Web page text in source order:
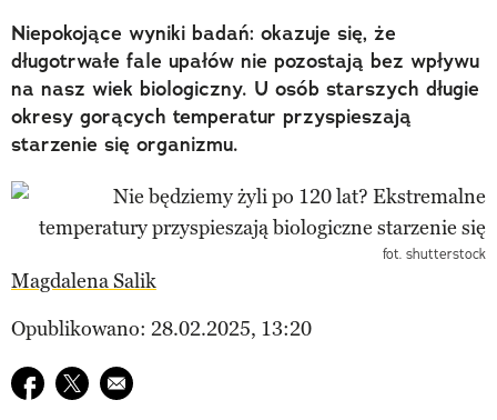
Niepokojące wyniki badań: okazuje się, że
długotrwałe fale upałów nie pozostają bez wpływu
na nasz wiek biologiczny. U osób starszych długie
okresy gorących temperatur przyspieszają
starzenie się organizmu.
fot. shutterstock
Magdalena Salik
Opublikowano: 28.02.2025, 13:20
Udostępnij na facebook
Udostępnij na twitter
E-mail do przyjaciela